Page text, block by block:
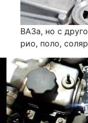
ВАЗа, но с
рио, поло,